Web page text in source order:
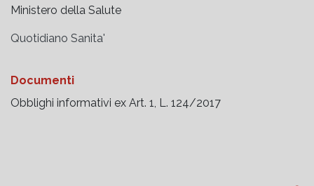
Ministero della Salute
Quotidiano Sanita'
Documenti
Obblighi informativi ex Art. 1, L. 124/2017